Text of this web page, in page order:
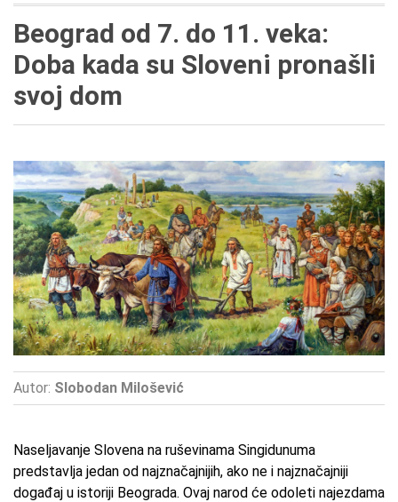
Beograd od 7. do 11. veka:
Doba kada su Sloveni pronašli
svoj dom
Autor: Slobodan Milošević
Naseljavanje Slovena na ruševinama Singidunuma
predstavlja jedan od najznačajnijih, ako ne i najznačajniji
događaj u istoriji Beograda. Ovaj narod će odoleti najezdama